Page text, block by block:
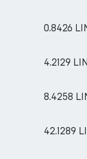
0.8426
4.2129
8.4258
42.1289